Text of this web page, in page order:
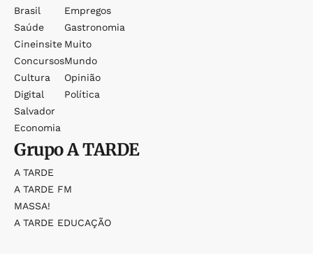
Brasil
Saúde
Cineinsite
Concursos
Cultura
Digital
Salvador
Economia
Empregos
Gastronomia
Muito
Mundo
Opinião
Política
GrupoA TARDE
A TARDE
A TARDE FM
MASSA!
A TARDE EDUCAÇÃO